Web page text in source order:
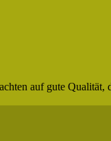
auf gute Qualität,